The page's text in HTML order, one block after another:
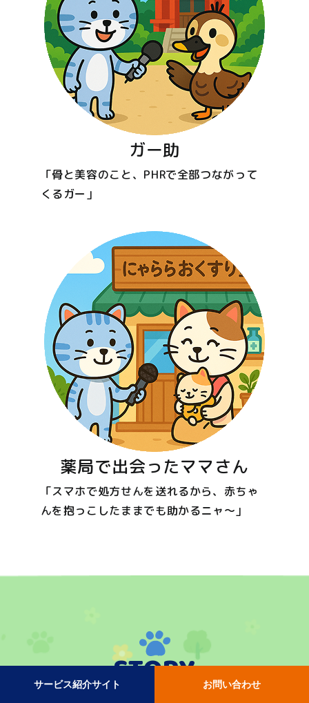
ガー助
「骨と美容のこと、PHRで全部つながって
くるガー」
薬局で出会ったママさん
「スマホで処方せんを送れるから、赤ちゃ
んを抱っこしたままでも助かるニャ〜」
STORY
サービス紹介サイト お問い合わせ